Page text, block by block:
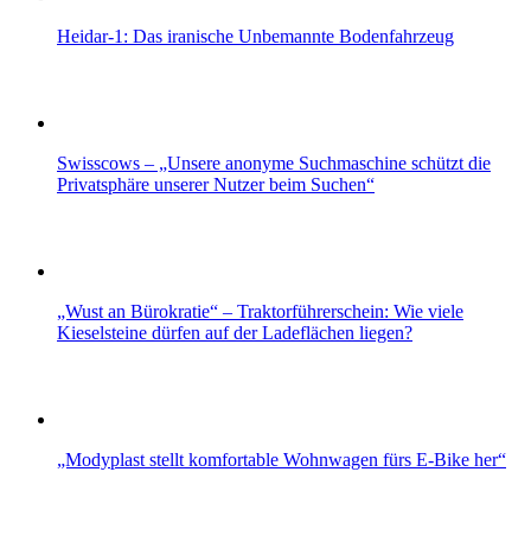
Heidar-1: Das iranische Unbemannte Bodenfahrzeug
Swisscows – „Unsere anonyme Suchmaschine schützt die
Privatsphäre unserer Nutzer beim Suchen“
„Wust an Bürokratie“ – Traktorführerschein: Wie viele
Kieselsteine dürfen auf der Ladeflächen liegen?
„Modyplast stellt komfortable Wohnwagen fürs E-Bike her“